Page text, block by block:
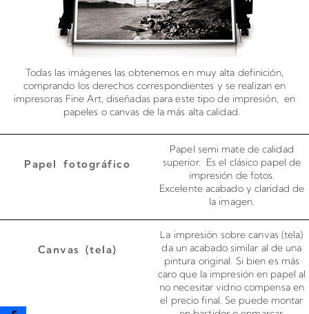
Todas las imágenes las obtenemos en muy alta definición,
comprando los derechos correspondientes y se realizan en
impresoras Fine Art, diseñadas para este tipo de impresión, en
papeles o canvas de la más alta calidad.
Papel fotográfico
Papel semi mate de calidad
superior. Es el clásico papel de
impresión de fotos.
Excelente acabado y claridad de
la imagen.
Canvas (tela)
La impresión sobre canvas (tela)
da un acabado similar al de una
pintura original. Si bien es más
caro que la impresión en papel al
no necesitar vidrio compensa en
el precio final. Se puede montar